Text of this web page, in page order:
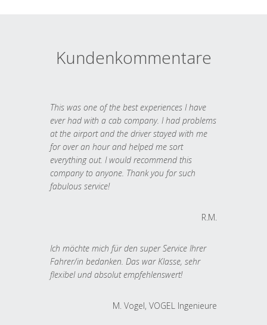
Kundenkommentare
This was one of the best experiences I have
ever had with a cab company. I had problems
at the airport and the driver stayed with me
for over an hour and helped me sort
everything out. I would recommend this
company to anyone. Thank you for such
fabulous service!
R.M.
Ich möchte mich für den super Service Ihrer
Fahrer/in bedanken. Das war Klasse, sehr
flexibel und absolut empfehlenswert!
M. Vogel, VOGEL Ingenieure